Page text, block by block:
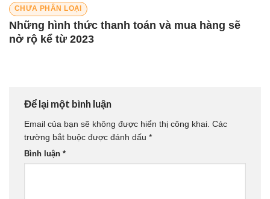
CHƯA PHÂN LOẠI
Những hình thức thanh toán và mua hàng sẽ
nở rộ kể từ 2023
Để lại một bình luận
Email của bạn sẽ không được hiển thị công khai. Các
trường bắt buộc được đánh dấu *
Bình luận *